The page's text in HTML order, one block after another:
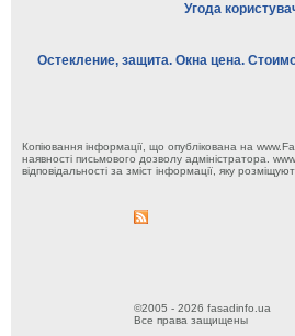
Угода
Остекление, защита. Окна цена.
Копіювання інформації, що опублікована на
наявності письмового дозволу адміністратора.
відповідальності за зміст інформації, яку
©2005 - 2026 fasadinfo.ua
Все права защищены